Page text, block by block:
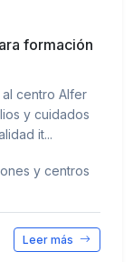
formación
al centro Alfer
y cuidados
it...
y centros
Leer más